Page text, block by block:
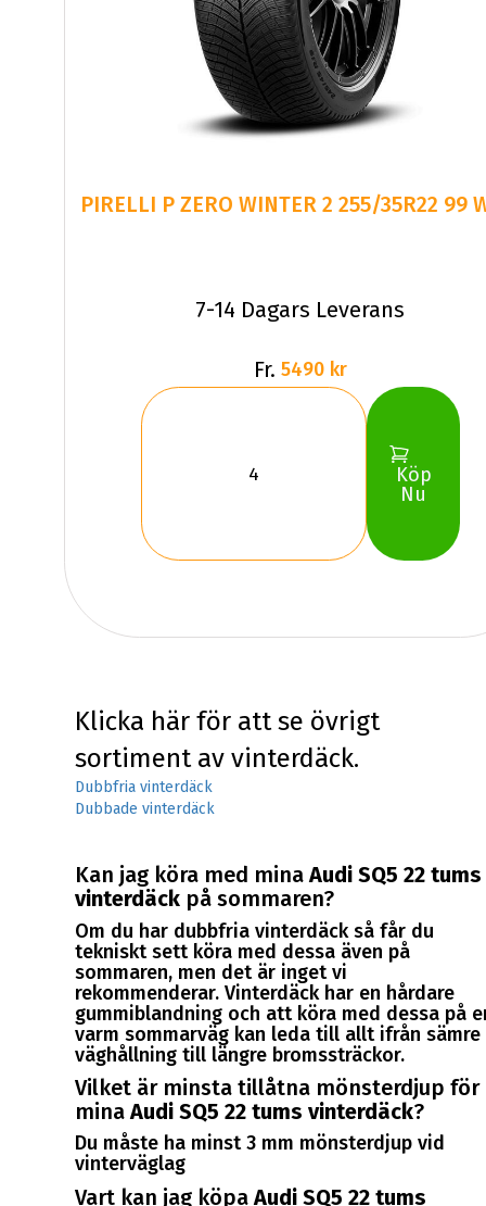
7-14 Dagars Leverans
Fr. 5490 kr
Köp
Nu
Klicka här för att se övrigt
sortiment av vinterdäck.
Dubbfria vinterdäck
Dubbade vinterdäck
Kan jag köra med minaAudi SQ5 22 tums
vinterdäck på sommaren?
Om du har dubbfria vinterdäck så får du
tekniskt sett köra med dessa även på
sommaren, men det är inget vi
rekommenderar. Vinterdäck har en hårdare
gummiblandning och att köra med dessa på
varm sommarväg kan leda till allt ifrån sämre
väghållning till längre bromssträckor.
Vilket är minsta tillåtna mönsterdjup för
minaAudi SQ5 22 tums vinterdäck?
Du måste ha minst 3 mm mönsterdjup vid
vinterväglag
Vart kan jag köpaAudi SQ5 22 tums